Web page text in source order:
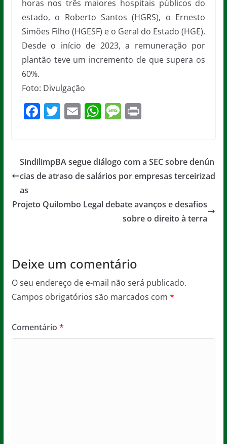
horas nos três maiores hospitais públicos do
estado, o Roberto Santos (HGRS), o Ernesto
Simões Filho (HGESF) e o Geral do Estado (HGE).
Desde o início de 2023, a remuneração por
plantão teve um incremento de que supera os
60%.
Foto: Divulgação
F
e
b
o
T
er
E
l
W
s
A
p
M
a
g
Pr
SindilimpBA segue diálogo com a SEC sobre denún
cias de atraso de salários por empresas terceirizad
as
Projeto Quilombo Legal debate avanços e desafios
sobre o direito à terra
Deixe um comentário
O seu endereço de e-mail não será publicado.
Campos obrigatórios são marcados com *
Comentário *